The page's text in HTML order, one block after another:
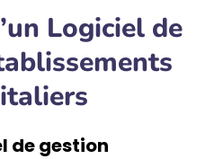
Logiciel de
de gestion